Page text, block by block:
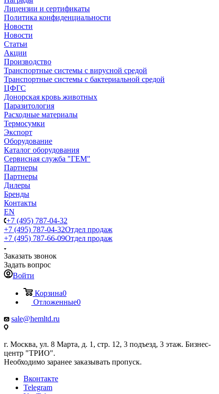
Лицензии и сертификаты
Политика конфиденциальности
Новости
Новости
Статьи
Акции
Производство
Транспортные системы с вирусной средой
Транспортные системы с бактериальной средой
ЦФГС
Донорская кровь животных
Паразитология
Расходные материалы
Термосумки
Экспорт
Оборудование
Каталог оборудования
Сервисная служба "ГЕМ"
Партнеры
Партнеры
Дилеры
Бренды
Контакты
EN
+7 (495) 787-04-32
+7 (495) 787-04-32Отдел продаж
+7 (495) 787-66-09Отдел продаж
Заказать звонок
Задать вопрос
Войти
Корзина0
Отложенные0
sale@hemltd.ru
г. Москва, ул. 8 Марта, д. 1, стр. 12, 3 подъезд, 3 этаж. Бизнес-
центр "ТРИО".
Необходимо заранее заказывать пропуск.
Вконтакте
Telegram